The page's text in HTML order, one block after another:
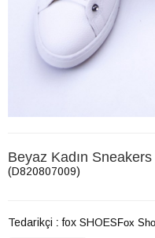
Beyaz Kadın
(D820807009)
Tedarikçi : fox SHOES Fox